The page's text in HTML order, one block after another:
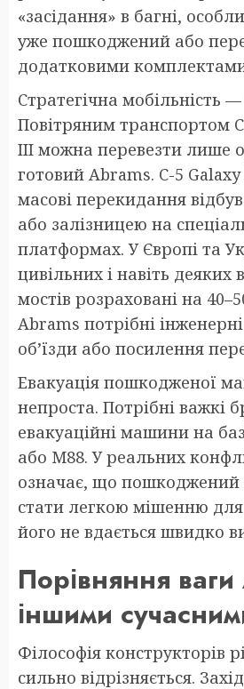
«засідання» в багні,
уже пошкоджений або
додатковими
Стратегічна мобільність
Повітряним транспортом
III можна перевезти лише
готовий Abrams. C-5
масові перекидання
або залізницею на
платформах. У Європі та
цивільних і навіть деяких
мостів розраховані на
Abrams потрібні
об’їзди або посилення
Евакуація пошкодженої
непроста. Потрібні важкі
евакуаційні машини на
або M88. У реальних
означає, що пошкоджений
стати легкою мішенню
його не вдається швидко
Порівняння
іншими
Філософія конструкторів
сильно відрізняється.